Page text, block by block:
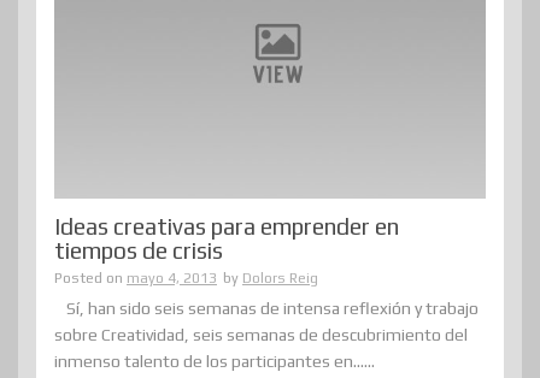
Ideas creativas para emprender en
tiempos de crisis
Posted on mayo 4, 2013 by Dolors Reig
Sí, han sido seis semanas de intensa reflexión y trabajo
sobre Creatividad, seis semanas de descubrimiento del
inmenso talento de los participantes en......